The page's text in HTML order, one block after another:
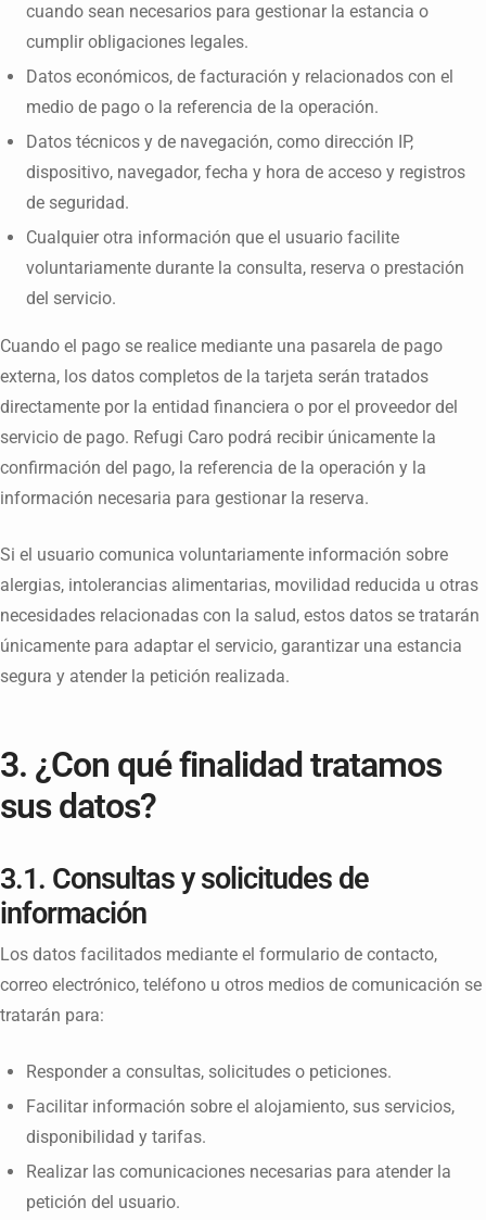
cuando sean necesarios para gestionar la estancia o
cumplir obligaciones legales.
Datos económicos, de facturación y relacionados con el
medio de pago o la referencia de la operación.
Datos técnicos y de navegación, como dirección IP,
dispositivo, navegador, fecha y hora de acceso y registros
de seguridad.
Cualquier otra información que el usuario facilite
voluntariamente durante la consulta, reserva o prestación
del servicio.
Cuando el pago se realice mediante una pasarela de pago
externa, los datos completos de la tarjeta serán tratados
directamente por la entidad financiera o por el proveedor del
servicio de pago. Refugi Caro podrá recibir únicamente la
confirmación del pago, la referencia de la operación y la
información necesaria para gestionar la reserva.
Si el usuario comunica voluntariamente información sobre
alergias, intolerancias alimentarias, movilidad reducida u otras
necesidades relacionadas con la salud, estos datos se tratarán
únicamente para adaptar el servicio, garantizar una estancia
segura y atender la petición realizada.
3. ¿Con qué finalidad tratamos
sus datos?
3.1. Consultas y solicitudes de
información
Los datos facilitados mediante el formulario de contacto,
correo electrónico, teléfono u otros medios de comunicación se
tratarán para:
Responder a consultas, solicitudes o peticiones.
Facilitar información sobre el alojamiento, sus servicios,
disponibilidad y tarifas.
Realizar las comunicaciones necesarias para atender la
petición del usuario.